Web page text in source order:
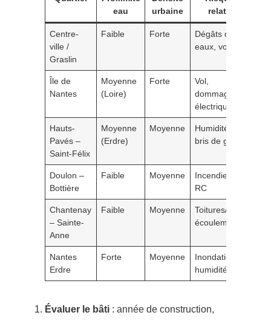
eau
urbaine
relatif
Centre-
ville /
Graslin
Faible Forte
Dégâts des
eaux, vol
Île de
Nantes
Moyenne
(Loire)
Forte
Vol,
dommages
électriques
Hauts-
Pavés –
Saint-Félix
Moyenne
(Erdre)
Moyenne
Humidité,
bris de glace
Doulon –
Bottière
Faible Moyenne
Incendie,
RC
Chantenay
– Sainte-
Anne
Faible Moyenne
Toitures/
écoulements
Nantes
Erdre
Forte Moyenne
Inondation,
humidité
Évaluer le bâti : année de construction,